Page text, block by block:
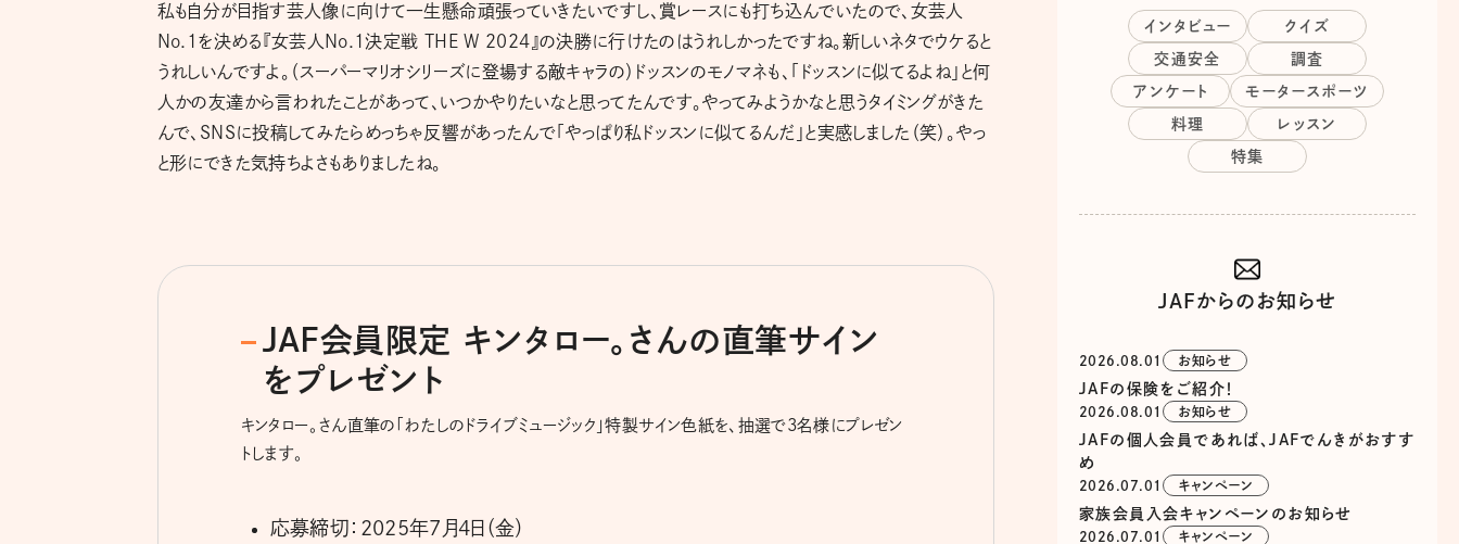
私も自分が目指す芸人像に向けて一生懸命頑張っていきたいですし、賞レースにも打ち込んでいたので、女芸人
No.1を決める『女芸人No.1決定戦 THE W 2024』の決勝に行けたのはうれしかったですね。新しいネタでウケると
うれしいんですよ。（スーパーマリオシリーズに登場する敵キャラの）ドッスンのモノマネも、「ドッスンに似てるよね」と何
人かの友達から言われたことがあって、いつかやりたいなと思ってたんです。やってみようかなと思うタイミングがきた
んで、SNSに投稿してみたらめっちゃ反響があったんで「やっぱり私ドッスンに似てるんだ」と実感しました（笑）。やっ
と形にできた気持ちよさもありましたね。
JAF会員限定 キンタロー。さんの直筆サイン
をプレゼント
キンタロー。さん直筆の「わたしのドライブミュージック」特製サイン色紙を、抽選で3名様にプレゼン
トします。
応募締切：2025年7月4日（金）
インタビュー クイズ
交通安全 調査
アンケート モータースポーツ
料理 レッスン
特集
JAFからのお知らせ
2026.08.01 お知らせ
JAFの保険をご紹介！
2026.08.01 お知らせ
JAFの個人会員であれば、JAFでんきがおすす
め
2026.07.01 キャンペーン
家族会員入会キャンペーンのお知らせ
2026.07.01 キャンペーン